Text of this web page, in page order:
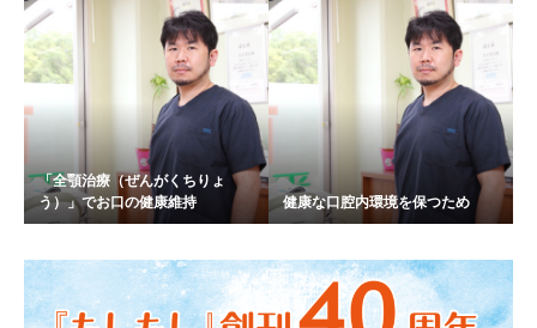
「全顎治療（ぜんがくちりょ
う）」でお口の健康維持
健康な口腔内環境を保つため